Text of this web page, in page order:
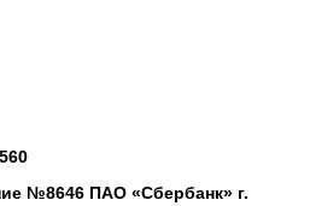
№8646 ПАО «Сбербанк» г.